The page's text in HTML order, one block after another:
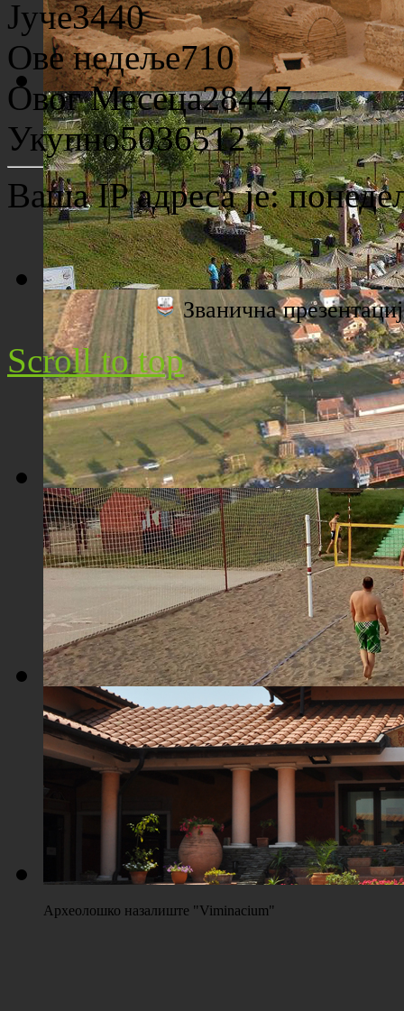
Археолошко налазиште "Viminacium"
Плажа "Топољар" - Поглед са торња
Плажа "Топољар" - Поглед из ваздуха
Плажа "Топољар" - Терени на песку
Археолошко назалиште "Viminacium"
Јуче3440
Ове недеље710
Овог Месеца28447
Укупно5036512
Ваша IP адреса је:
Званична
Scroll to top